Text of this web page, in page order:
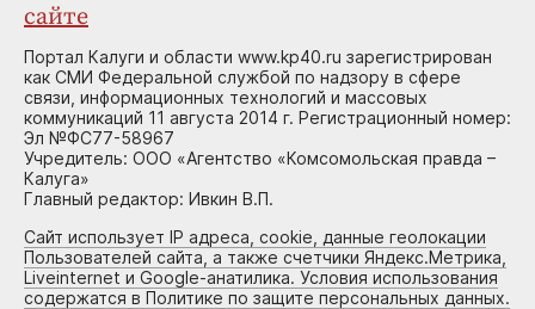
сайте
Портал Калуги и области www.kp40.ru зарегистрирован
как СМИ Федеральной службой по надзору в сфере
связи, информационных технологий и массовых
коммуникаций 11 августа 2014 г. Регистрационный номер:
Эл №ФС77-58967
Учредитель: ООО «Агентство «Комсомольская правда –
Калуга»
Главный редактор: Ивкин В.П.
Сайт использует IP адреса, cookie, данные геолокации
Пользователей сайта, а также счетчики Яндекс.Метрика,
Liveinternet и Google-анатилика. Условия использования
содержатся в Политике по защите персональных данных.